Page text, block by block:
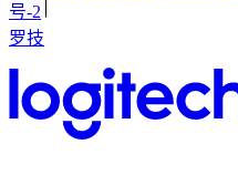
号-2
罗技